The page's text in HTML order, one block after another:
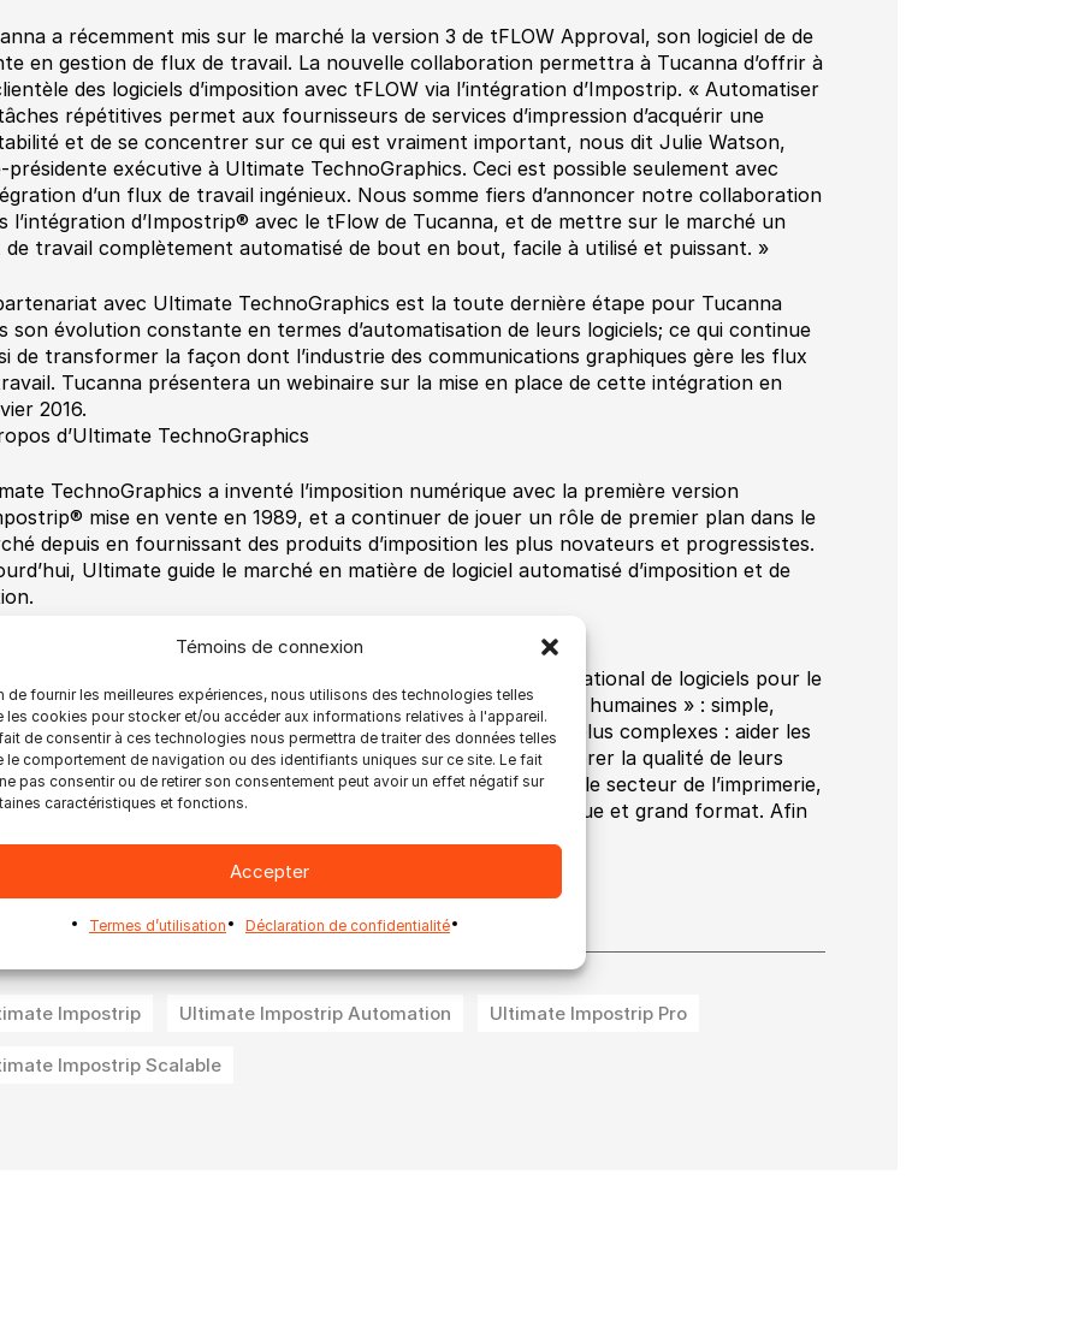
Témoins de connexion
de fournir les meilleures expériences, nous utilisons des technologies telles
les cookies pour stocker et/ou accéder aux informations relatives à l'appareil.
de consentir à ces technologies nous permettra de traiter des données telles
le comportement de navigation ou des identifiants uniques sur ce site. Le fait
pas consentir ou de retirer son consentement peut avoir un effet négatif sur
caractéristiques et fonctions.
Accepter
Termes d’utilisation Déclaration de confidentialité
a récemment mis sur le marché la version 3 de tFLOW Approval, son logiciel de de
en gestion de flux de travail. La nouvelle collaboration permettra à Tucanna d’offrir à
des logiciels d’imposition avec tFLOW via l’intégration d’Impostrip. « Automatiser
répétitives permet aux fournisseurs de services d’impression d’acquérir une
et de se concentrer sur ce qui est vraiment important, nous dit Julie Watson,
présidente exécutive à Ultimate TechnoGraphics. Ceci est possible seulement avec
d’un flux de travail ingénieux. Nous somme fiers d’annoncer notre collaboration
l’intégration d’Impostrip® avec le tFlow de Tucanna, et de mettre sur le marché un
de travail complètement automatisé de bout en bout, facile à utilisé et puissant. »
avec Ultimate TechnoGraphics est la toute dernière étape pour Tucanna
son évolution constante en termes d’automatisation de leurs logiciels; ce qui continue
de transformer la façon dont l’industrie des communications graphiques gère les flux
Tucanna présentera un webinaire sur la mise en place de cette intégration en
2016.
d’Ultimate TechnoGraphics
TechnoGraphics a inventé l’imposition numérique avec la première version
mise en vente en 1989, et a continuer de jouer un rôle de premier plan dans le
depuis en fournissant des produits d’imposition les plus novateurs et progressistes.
Ultimate guide le marché en matière de logiciel automatisé d’imposition et de
en 2006, Tucanna est un développeur et distributeur international de logiciels pour le
de l’impression. Tucanna développe « des logiciels pour les humaines » : simple,
convivial et pourtant si puissant dans des processus des plus complexes : aider les
à augmenter leur productivité, réduire leurs coûts et améliorer la qualité de leurs
Les solutions Tucanna sont largement utilisées à travers le secteur de l’imprimerie,
l’impression traditionnelle offset et flexo à l’impression numérique et grand format. Afin
Impostrip Ultimate Impostrip Automation Ultimate Impostrip Pro
Impostrip Scalable